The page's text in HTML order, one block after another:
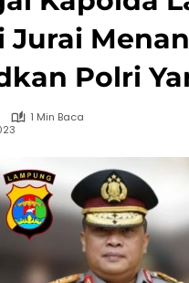
Jurai
Polri
1 Min Baca